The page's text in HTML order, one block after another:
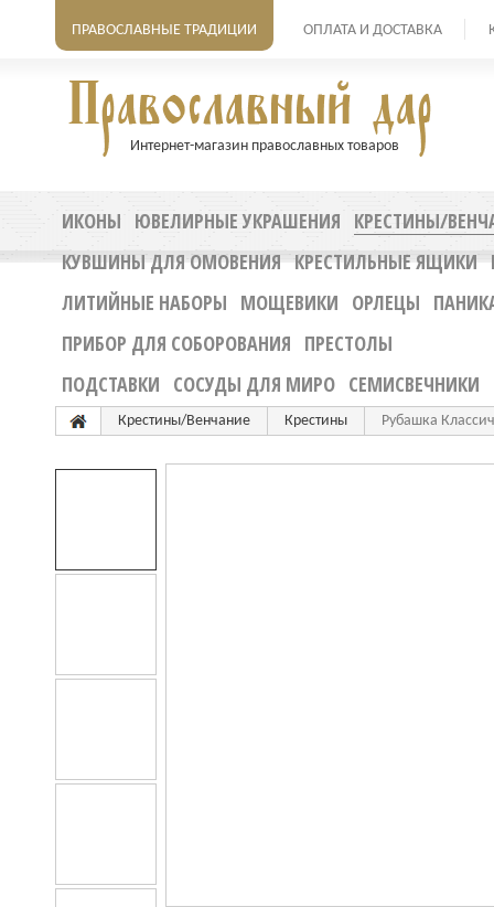
ПРАВОСЛАВНЫЕ ТРАДИЦИИ ОПЛАТА И ДОСТАВКА
Интернет-магазин православных товаров
ИКОНЫ ЮВЕЛИРНЫЕ УКРАШЕНИЯ КРЕСТИНЫ/
КУВШИНЫ ДЛЯ ОМОВЕНИЯ КРЕСТИЛЬНЫЕ ЯЩИКИ
ЛИТИЙНЫЕ НАБОРЫ МОЩЕВИКИ ОРЛЕЦЫ
ПРИБОР ДЛЯ СОБОРОВАНИЯ ПРЕСТОЛЫ
ПОДСТАВКИ СОСУДЫ ДЛЯ МИРО СЕМИСВЕЧНИКИ
Крестины/Венчание Крестины Рубашка